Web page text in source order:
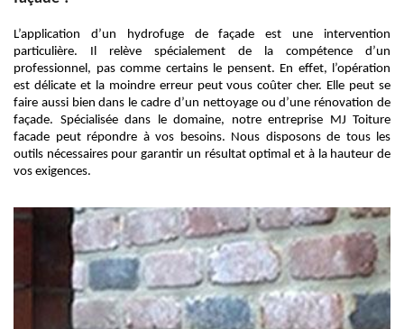
L’application d’un hydrofuge de façade est une intervention
particulière. Il relève spécialement de la compétence d’un
professionnel, pas comme certains le pensent. En effet, l’opération
est délicate et la moindre erreur peut vous coûter cher. Elle peut se
faire aussi bien dans le cadre d’un nettoyage ou d’une rénovation de
façade. Spécialisée dans le domaine, notre entreprise MJ Toiture
facade peut répondre à vos besoins. Nous disposons de tous les
outils nécessaires pour garantir un résultat optimal et à la hauteur de
vos exigences.